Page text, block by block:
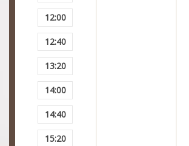
Transtorno depressivo maior
Transtornos de ansiedade
Transtorno do espectro autista (TEA)
Transtornos alimentares
Medo excessivo
12:00
12:40
13:20
14:00
14:40
15:20